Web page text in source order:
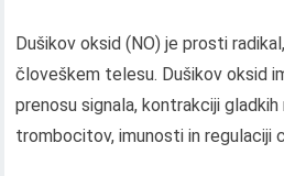
Dušikov oksid (NO) je prosti
človeškem telesu. Dušikov oksid
prenosu signala, kontrakciji
trombocitov, imunosti in regulaciji